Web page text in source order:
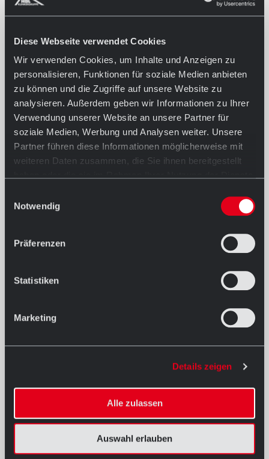
Diese Webseite verwendet Cookies
Wir verwenden Cookies, um Inhalte und Anzeigen zu
personalisieren, Funktionen für soziale Medien anbieten
zu können und die Zugriffe auf unsere Website zu
analysieren. Außerdem geben wir Informationen zu Ihrer
Verwendung unserer Website an unsere Partner für
soziale Medien, Werbung und Analysen weiter. Unsere
Partner führen diese Informationen möglicherweise mit
weiteren Daten zusammen, die Sie ihnen bereitgestellt
Notwendig
Präferenzen
Statistiken
Marketing
Details zeigen
Alle zulassen
Auswahl erlauben